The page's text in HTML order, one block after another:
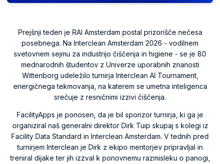
Prejšnji teden je RAI Amsterdam postal prizorišče nečesa
posebnega. Na Interclean Amsterdam 2026 - vodilnem
svetovnem sejmu za industrijo čiščenja in higiene - se je 80
mednarodnih študentov z Univerze uporabnih znanosti
Wittenborg udeležilo turnirja Interclean AI Tournament,
energičnega tekmovanja, na katerem se umetna inteligenca
srečuje z resničnimi izzivi čiščenja.
FacilityApps je ponosen, da je bil sponzor turnirja, ki ga je
organiziral naš generalni direktor Dirk Tuip skupaj s kolegi iz
Facility Data Standard in Interclean Amsterdam. V tednih pred
turnirjem Interclean je Dirk z ekipo mentorjev pripravljal in
treniral dijake ter jih izzval k ponovnemu razmisleku o panogi,